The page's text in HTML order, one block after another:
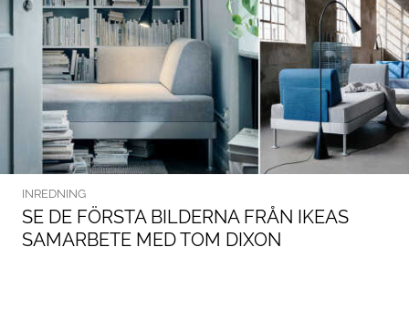
INREDNING
SE DE FÖRSTA BILDERNA FRÅN IKEAS
SAMARBETE MED TOM DIXON